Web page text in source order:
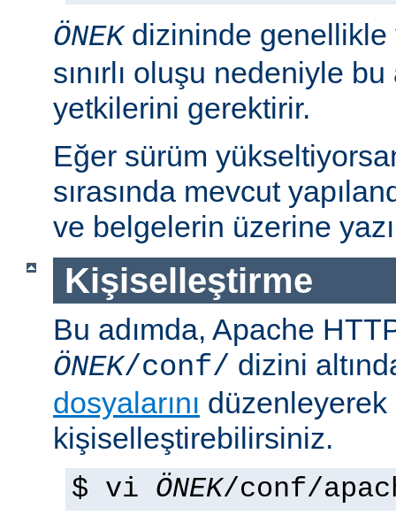
ÖNEKdizininde genellikle
sınırlı oluşu nedeniyle
yetkilerini gerektirir.
Eğer sürüm
sırasında mevcut
ve belgelerin üzerine
Kişiselleştirme
Bu adımda, Apache
ÖNEK/conf/ dizini
dosyalarını düzenleyerek
kişiselleştirebilirsiniz.
$ vi ÖNEK/conf/